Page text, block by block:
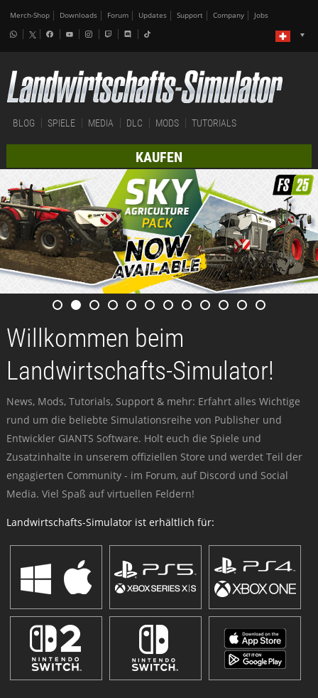
Merch-Shop Downloads Forum Updates Support Company Jobs
BLOG SPIELE MEDIA DLC MODS TUTORIALS
KAUFEN
Willkommen beim
Landwirtschafts-Simulator!
News, Mods, Tutorials, Support & mehr: Erfahrt alles Wichtige
rund um die beliebte Simulationsreihe von Publisher und
Entwickler GIANTS Software. Holt euch die Spiele und
Zusatzinhalte in unserem offiziellen Store und werdet Teil der
engagierten Community - im Forum, auf Discord und Social
Media. Viel Spaß auf virtuellen Feldern!
Landwirtschafts-Simulator ist erhältlich für: